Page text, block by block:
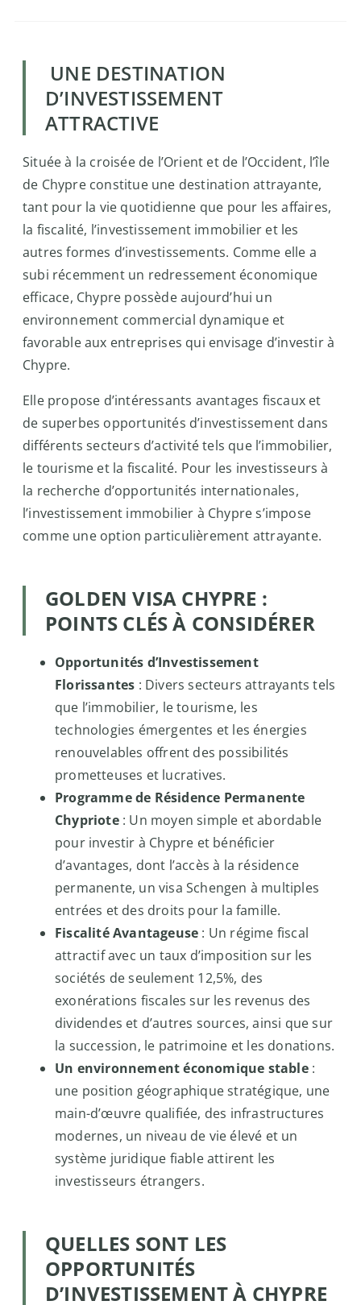
UNE DESTINATION
D’INVESTISSEMENT
ATTRACTIVE
Située à la croisée de l’Orient et de l’Occident, l’île
de Chypre constitue une destination attrayante,
tant pour la vie quotidienne que pour les affaires,
la fiscalité, l’investissement immobilier et les
autres formes d’investissements. Comme elle a
subi récemment un redressement économique
efficace, Chypre possède aujourd’hui un
environnement commercial dynamique et
favorable aux entreprises qui envisage d’investir à
Chypre.
Elle propose d’intéressants avantages fiscaux et
de superbes opportunités d’investissement dans
différents secteurs d’activité tels que l’immobilier,
le tourisme et la fiscalité. Pour les investisseurs à
la recherche d’opportunités internationales,
l’investissement immobilier à Chypre s’impose
comme une option particulièrement attrayante.
GOLDEN VISA CHYPRE :
POINTS CLÉS À CONSIDÉRER
Opportunités d’Investissement
Florissantes : Divers secteurs attrayants tels
que l’immobilier, le tourisme, les
technologies émergentes et les énergies
renouvelables offrent des possibilités
prometteuses et lucratives.
Programme de Résidence Permanente
Chypriote: Un moyen simple et abordable
pour investir à Chypre et bénéficier
d’avantages, dont l’accès à la résidence
permanente, un visa Schengen à multiples
entrées et des droits pour la famille.
Fiscalité Avantageuse : Un régime fiscal
attractif avec un taux d’imposition sur les
sociétés de seulement 12,5%, des
exonérations fiscales sur les revenus des
dividendes et d’autres sources, ainsi que sur
la succession, le patrimoine et les donations.
Un environnement économique stable:
une position géographique stratégique, une
main-d’œuvre qualifiée, des infrastructures
modernes, un niveau de vie élevé et un
système juridique fiable attirent les
investisseurs étrangers.
QUELLES SONT LES
OPPORTUNITÉS
D’INVESTISSEMENT À CHYPRE